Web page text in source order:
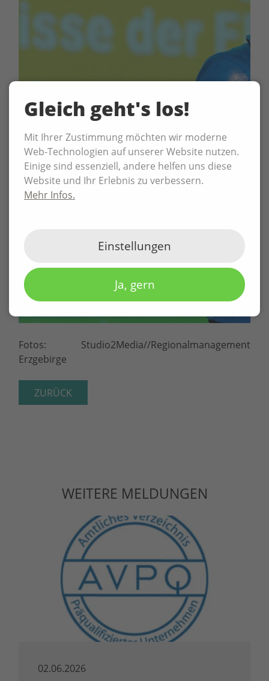
Fotos: Studio2Media//Regionalmanagement
Erzgebirge
ZURÜCK
WEITERE MELDUNGEN
02.06.2026
Gleich geht's los!
Mit Ihrer Zustimmung möchten wir moderne
Web-Technologien auf unserer Website nutzen.
Einige sind essenziell, andere helfen uns diese
Website und Ihr Erlebnis zu verbessern.
Mehr Infos.
Einstellungen
Ja, gern